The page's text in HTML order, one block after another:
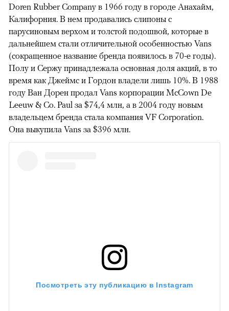
Doren Rubber Company в 1966 году в городе Анахайм,
Калифорния. В нем продавались слипоны с
парусиновым верхом и толстой подошвой, которые в
дальнейшем стали отличительной особенностью Vans
(сокращенное название бренда появилось в 70-е годы).
Полу и Сержу принадлежала основная доля акций, в то
время как Джеймс и Гордон владели лишь 10%. В 1988
году Ван Дорен продал Vans корпорации McCown De
Leeuw & Co. Paul за $74,4 млн, а в 2004 году новым
владельцем бренда стала компания VF Corporation.
Она выкупила Vans за $396 млн.
Посмотреть эту публикацию в Instagram